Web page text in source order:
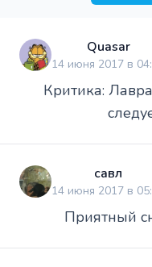
Quasar
14 июня 2017 в
Критика:
савл
14 июня 2017 в
Приятный